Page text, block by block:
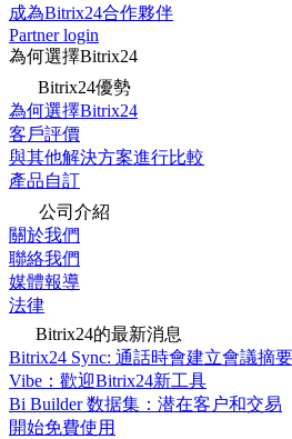
成為Bitrix24合作夥伴
Partner login
為何選擇Bitrix24
Bitrix24優勢
為何選擇Bitrix24
客戶評價
與其他解決方案進行比較
產品自訂
公司介紹
關於我們
聯絡我們
媒體報導
法律
Bitrix24的最新消息
Bitrix24 Sync: 通話時會建立會議摘
Vibe：歡迎Bitrix24新工具
Bi Builder 数据集：潜在客户和交易
開始免費使用